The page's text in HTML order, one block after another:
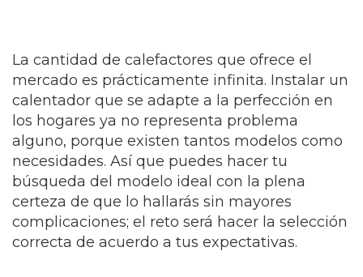
La cantidad de calefactores que ofrece el
mercado es prácticamente infinita. Instalar un
calentador que se adapte a la perfección en
los hogares ya no representa problema
alguno, porque existen tantos modelos como
necesidades. Así que puedes hacer tu
búsqueda del modelo ideal con la plena
certeza de que lo hallarás sin mayores
complicaciones; el reto será hacer la selección
correcta de acuerdo a tus expectativas.